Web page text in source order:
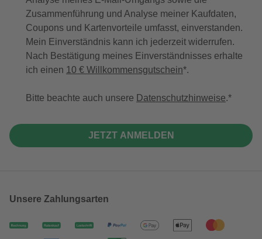
Zusammenführung und Analyse meiner Kaufdaten,
Coupons und Kartenvorteile umfasst, einverstanden.
Mein Einverständnis kann ich jederzeit widerrufen.
Nach Bestätigung meines Einverständnisses erhalte
ich einen 10 € Willkommensgutschein*.
Bitte beachte auch unsere Datenschutzhinweise.
JETZT ANMELDEN
Unsere Zahlungsarten